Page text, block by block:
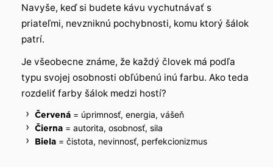
Navyše, keď si budete kávu vychutnávať s
priateľmi, nevzniknú pochybnosti, komu ktorý šálok
patrí.
Je všeobecne známe, že každý človek má podľa
typu svojej osobnosti obľúbenú inú farbu. Ako teda
rozdeliť farby šálok medzi hostí?
Červená = úprimnosť, energia, vášeň
Čierna = autorita, osobnosť, sila
Biela = čistota, nevinnosť, perfekcionizmus